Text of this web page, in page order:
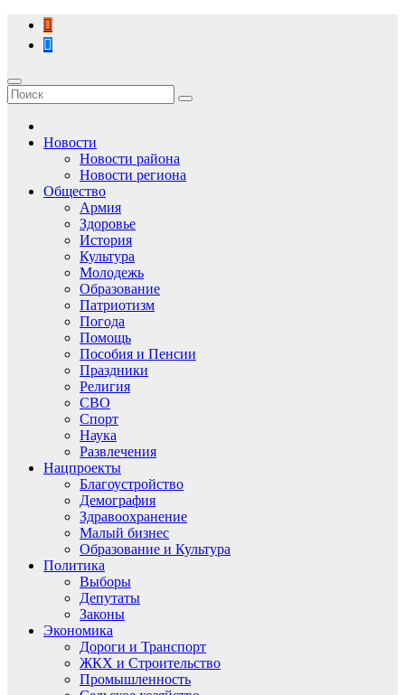
Перейти
содержимому
Новости
Новости района
Новости региона
Общество
Армия
Здоровье
История
Культура
Молодежь
Образование
Патриотизм
Погода
Помощь
Пособия и Пенсии
Праздники
Религия
СВО
Спорт
Наука
Развлечения
Нацпроекты
Благоустройство
Демография
Здравоохранение
Малый бизнес
Образование и Культура
Политика
Выборы
Депутаты
Законы
Экономика
Дороги и Транспорт
ЖКХ и Строительство
Промышленность